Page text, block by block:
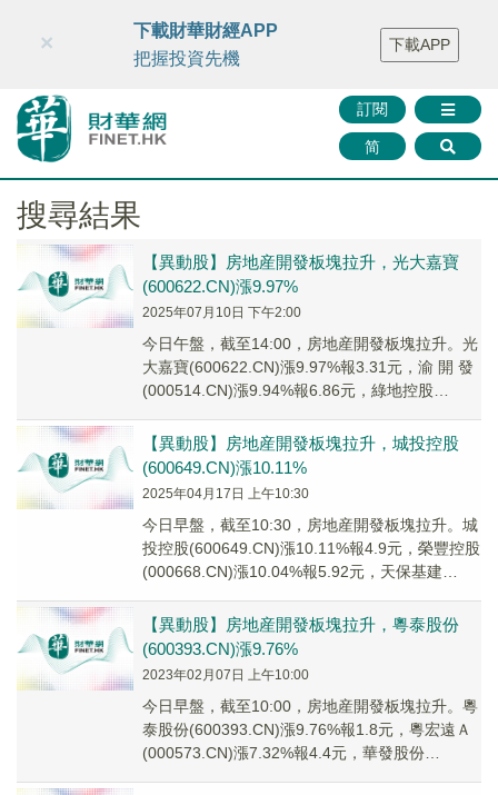
財華智庫網 FINTV FINMETA 財華證券 媒體矩陣
智庫沙龍
聯絡我們
訂閱
简
×
下載財華財經APP
把握投資先機
下載APP
搜尋結果
【異動股】房地産開發板塊拉升，光大嘉寶
(600622.CN)漲9.97%
2025年07月10日 下午2:00
今日午盤，截至14:00，房地産開發板塊拉升。光
大嘉寶(600622.CN)漲9.97%報3.31元，渝 開 發
(000514.CN)漲9.94%報6.86元，綠地控股
【異動股】房地産開發板塊拉升，城投控股
(600649.CN)漲10.11%
2025年04月17日 上午10:30
今日早盤，截至10:30，房地産開發板塊拉升。城
投控股(600649.CN)漲10.11%報4.9元，榮豐控股
(000668.CN)漲10.04%報5.92元，天保基建
【異動股】房地産開發板塊拉升，粵泰股份
(600393.CN)漲9.76%
2023年02月07日 上午10:00
今日早盤，截至10:00，房地産開發板塊拉升。粵
泰股份(600393.CN)漲9.76%報1.8元，粵宏遠Ａ
(000573.CN)漲7.32%報4.4元，華發股份